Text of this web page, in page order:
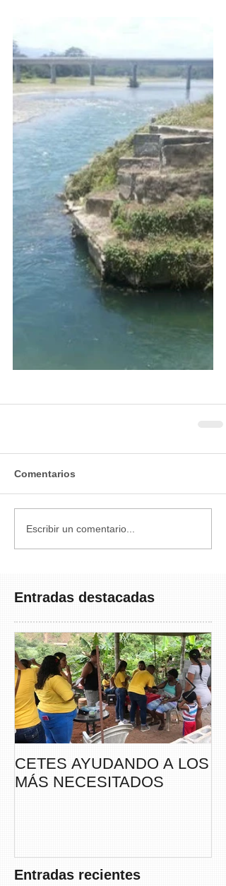
Comentarios
Escribir un comentario...
Entradas destacadas
CETES AYUDANDO A LOS
MÁS NECESITADOS
Entradas recientes